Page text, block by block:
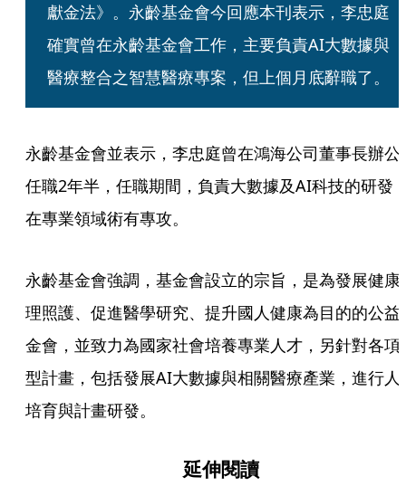
獻金法》。永齡基金會今回應本刊表示，李忠庭
確實曾在永齡基金會工作，主要負責AI大數據與
醫療整合之智慧醫療專案，但上個月底辭職了。
永齡基金會並表示，李忠庭曾在鴻海公司董事長辦公
任職2年半，任職期間，負責大數據及AI科技的研發
在專業領域術有專攻。
永齡基金會強調，基金會設立的宗旨，是為發展健康
理照護、促進醫學研究、提升國人健康為目的的公益
金會，並致力為國家社會培養專業人才，另針對各項
型計畫，包括發展AI大數據與相關醫療產業，進行人
培育與計畫研發。
延伸閱讀